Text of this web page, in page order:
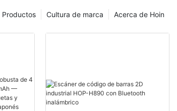
Acerca de Hoin
Cultura de marca
Productos